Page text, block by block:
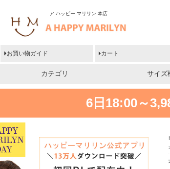
ア ハッピー マリリン 本店
お買い物ガイド カート
カテゴリ サイズ
6日18:00～